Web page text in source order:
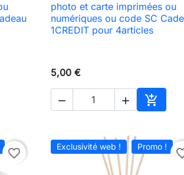
au panier
 Aperçu rapide
photo et carte imprimées ou
numériques ou code SC
1CREDIT pour 4articles
5,00 €
  
favorite_border Exclusivité web ! Promo !